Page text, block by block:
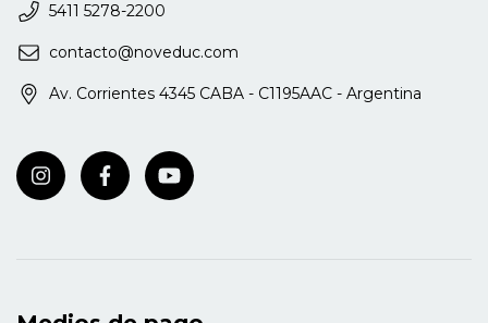
5411 5278-2200
contacto@noveduc.com
Av. Corrientes 4345 CABA - C1195AAC - Argentina